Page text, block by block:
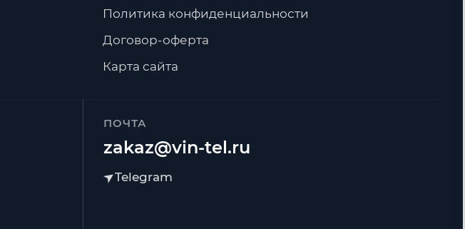
ПОЧТА
zakaz@vin-tel.ru
Политика конфиденциальности
Договор-оферта
Карта сайта